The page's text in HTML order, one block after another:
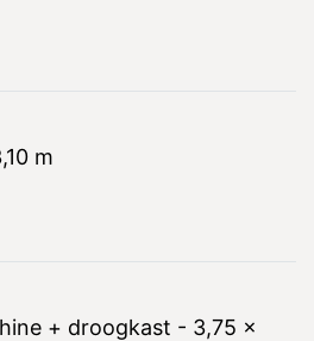
m
+ droogkast - 3,75 x